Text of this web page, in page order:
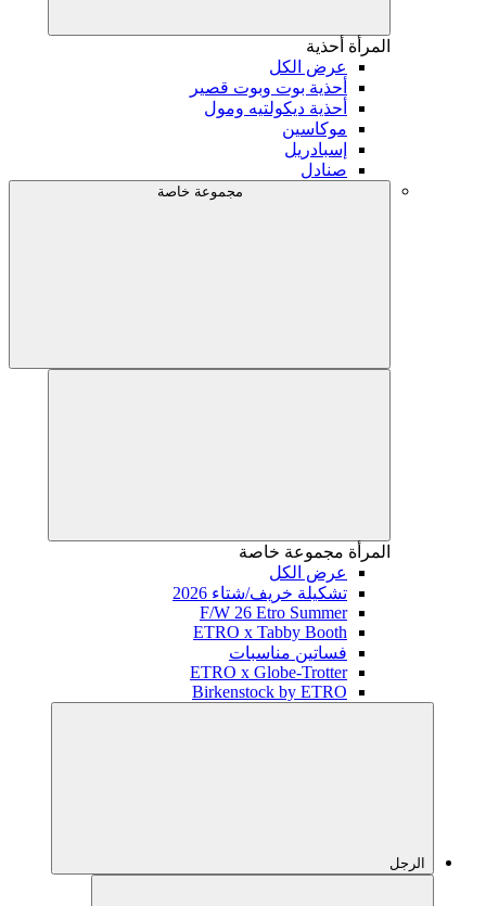
المرأة أحذية
عرض الكل
أحذية بوت وبوت قصير
أحذية ديكولتيه ومول
موكاسين
إسبادريل
صنادل
مجموعة خاصة
المرأة مجموعة خاصة
عرض الكل
تشكيلة خريف/شتاء 2026
F/W 26 Etro Summer
ETRO x Tabby Booth
فساتين مناسبات
ETRO x Globe-Trotter
Birkenstock by ETRO
الرجل